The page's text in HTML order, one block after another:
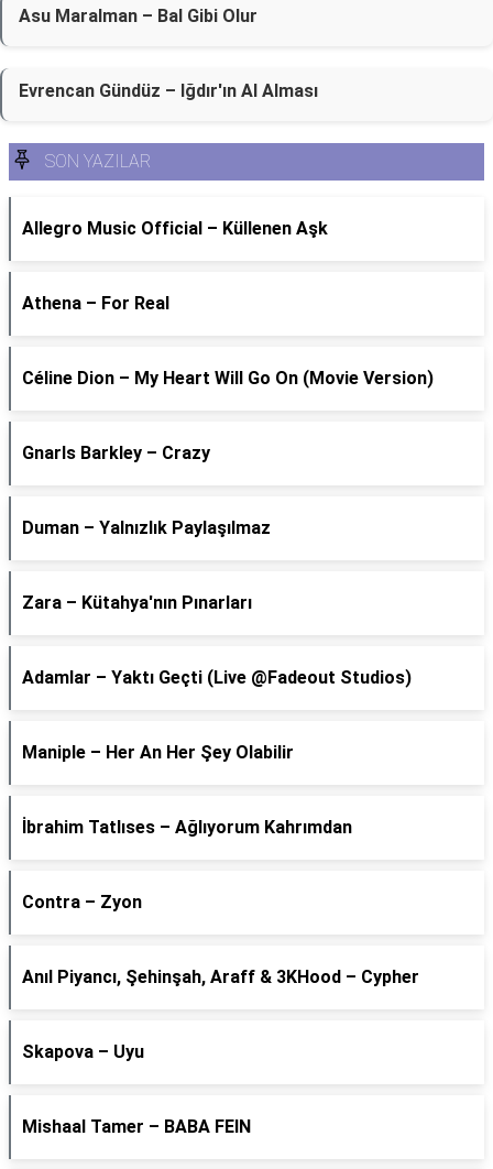
Asu Maralman – Bal Gibi Olur
Evrencan Gündüz – Iğdır'ın Al Alması
SON YAZILAR
Allegro Music Official – Küllenen Aşk
Athena – For Real
Céline Dion – My Heart Will Go On (Movie Version)
Gnarls Barkley – Crazy
Duman – Yalnızlık Paylaşılmaz
Zara – Kütahya'nın Pınarları
Adamlar – Yaktı Geçti (Live @Fadeout Studios)
Maniple – Her An Her Şey Olabilir
İbrahim Tatlıses – Ağlıyorum Kahrımdan
Contra – Zyon
Anıl Piyancı, Şehinşah, Araff & 3KHood – Cypher
Skapova – Uyu
Mishaal Tamer – BABA FEIN